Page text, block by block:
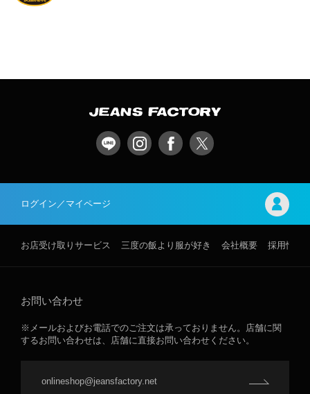
ログイン／マイページ
お店受け取りサービス 三度の飯より服が好き 会社概要 採用情報
お問い合わせ
※メールおよびお電話でのご注文は承っておりません。店舗に関
するお問い合わせは、店舗に直接お問い合わせください。
onlineshop@jeansfactory.net